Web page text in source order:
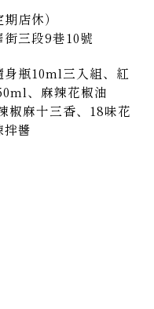
店休）
三段9巷10號
瓶10ml三入組、紅
、麻辣花椒油
椒麻十三香、18味花
醬